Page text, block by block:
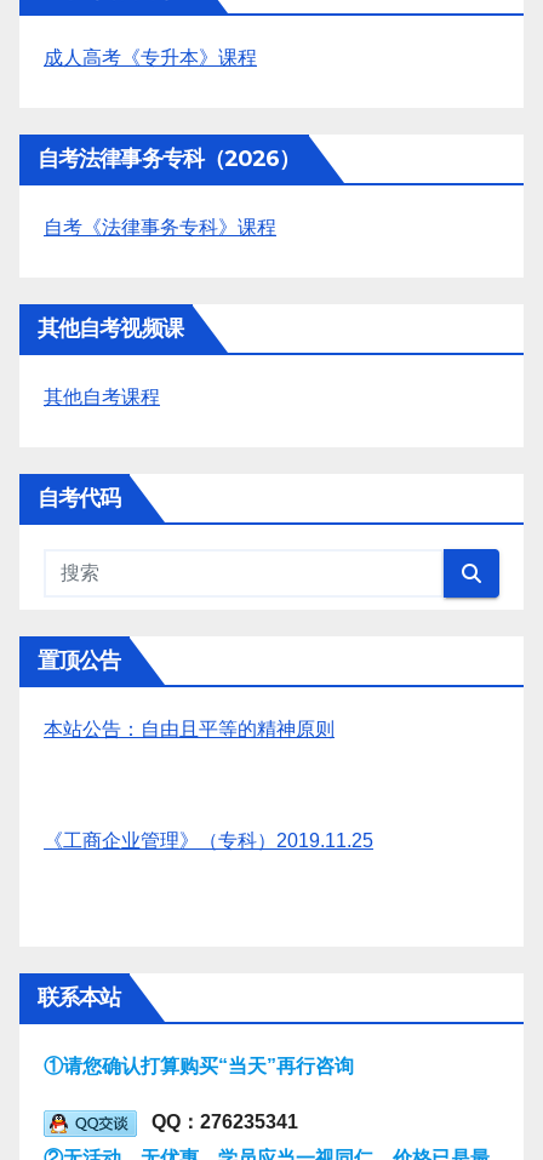
成人高考《专升本》课程
自考法律事务专科（2026）
自考《法律事务专科》课程
其他自考视频课
其他自考课程
自考代码
置顶公告
本站公告：自由且平等的精神原则
《工商企业管理》（专科）2019.11.25
联系本站
①请您确认打算购买“当天”再行咨询
QQ：276235341